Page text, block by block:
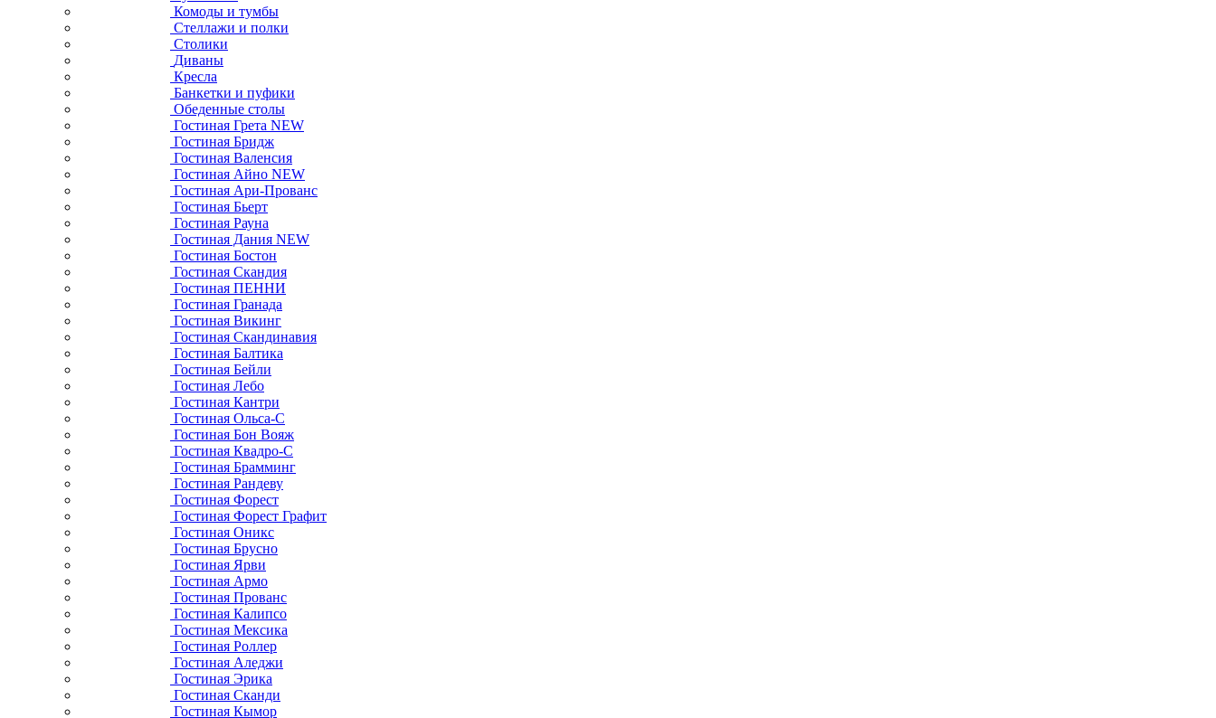
Комоды и тумбы
Стеллажи и полки
Столики
Диваны
Кресла
Банкетки и пуфики
Обеденные столы
Гостиная Грета NEW
Гостиная Бридж
Гостиная Валенсия
Гостиная Айно NEW
Гостиная Ари-Прованс
Гостиная Бьерт
Гостиная Рауна
Гостиная Дания NEW
Гостиная Бостон
Гостиная Скандия
Гостиная ПЕННИ
Гостиная Гранада
Гостиная Викинг
Гостиная Скандинавия
Гостиная Балтика
Гостиная Бейли
Гостиная Лебо
Гостиная Кантри
Гостиная Ольса-С
Гостиная Бон Вояж
Гостиная Квадро-С
Гостиная Брамминг
Гостиная Рандеву
Гостиная Форест
Гостиная Форест Графит
Гостиная Оникс
Гостиная Брусно
Гостиная Ярви
Гостиная Армо
Гостиная Прованс
Гостиная Калипсо
Гостиная Мексика
Гостиная Роллер
Гостиная Аледжи
Гостиная Эрика
Гостиная Сканди
Гостиная Кымор